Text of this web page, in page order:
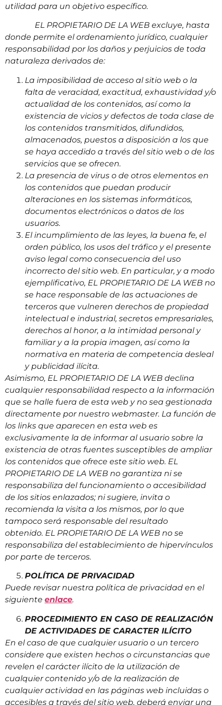
utilidad para un objetivo específico.
EL PROPIETARIO DE LA WEB excluye, hasta
donde permite el ordenamiento jurídico, cualquier
responsabilidad por los daños y perjuicios de toda
naturaleza derivados de:
La imposibilidad de acceso al sitio web o la
falta de veracidad, exactitud, exhaustividad y/o
actualidad de los contenidos, así como la
existencia de vicios y defectos de toda clase de
los contenidos transmitidos, difundidos,
almacenados, puestos a disposición a los que
se haya accedido a través del sitio web o de los
servicios que se ofrecen.
La presencia de virus o de otros elementos en
los contenidos que puedan producir
alteraciones en los sistemas informáticos,
documentos electrónicos o datos de los
usuarios.
El incumplimiento de las leyes, la buena fe, el
orden público, los usos del tráfico y el presente
aviso legal como consecuencia del uso
incorrecto del sitio web. En particular, y a modo
ejemplificativo, EL PROPIETARIO DE LA WEB no
se hace responsable de las actuaciones de
terceros que vulneren derechos de propiedad
intelectual e industrial, secretos empresariales,
derechos al honor, a la intimidad personal y
familiar y a la propia imagen, así como la
normativa en materia de competencia desleal
y publicidad ilícita.
Asimismo, EL PROPIETARIO DE LA WEB declina
cualquier responsabilidad respecto a la información
que se halle fuera de esta web y no sea gestionada
directamente por nuestro webmaster. La función de
los links que aparecen en esta web es
exclusivamente la de informar al usuario sobre la
existencia de otras fuentes susceptibles de ampliar
los contenidos que ofrece este sitio web. EL
PROPIETARIO DE LA WEB no garantiza ni se
responsabiliza del funcionamiento o accesibilidad
de los sitios enlazados; ni sugiere, invita o
recomienda la visita a los mismos, por lo que
tampoco será responsable del resultado
obtenido. EL PROPIETARIO DE LA WEB no se
responsabiliza del establecimiento de hipervínculos
por parte de terceros.
POLÍTICA DE PRIVACIDAD
Puede revisar nuestra política de privacidad en el
siguiente enlace.
PROCEDIMIENTO EN CASO DE REALIZACIÓN
DE ACTIVIDADES DE CARACTER ILÍCITO
En el caso de que cualquier usuario o un tercero
considere que existen hechos o circunstancias que
revelen el carácter ilícito de la utilización de
cualquier contenido y/o de la realización de
cualquier actividad en las páginas web incluidas o
accesibles a través del sitio web, deberá enviar una